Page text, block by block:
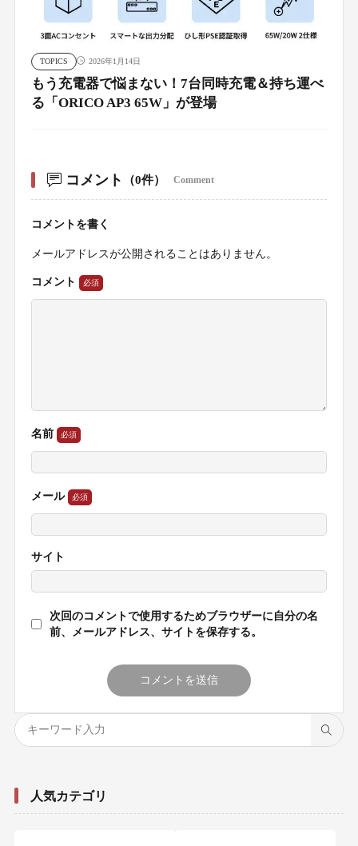
TOPICS 2026年1月14日
もう充電器で悩まない！7台同時充電＆持ち運べ
る「ORICO AP3 65W」が登場
コメント （0件） Comment
コメントを書く
メールアドレスが公開されることはありません。
コメント
名前
メール
サイト
次回のコメントで使用するためブラウザーに自分の名
前、メールアドレス、サイトを保存する。
人気カテゴリ